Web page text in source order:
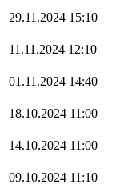
29.11.2024 15:10
11.11.2024 12:10
01.11.2024 14:40
18.10.2024 11:00
14.10.2024 11:00
09.10.2024 11:10